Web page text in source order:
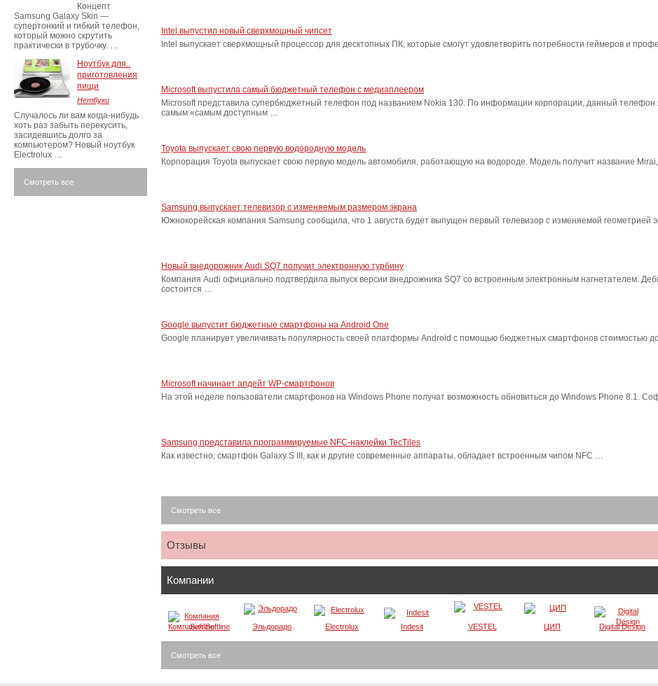
Intel выпустил новый сверхмощный чипсет
Intel выпускает сверхмощный процессор для десктопных ПК, которые смогут удовлетворить потребности геймеров и
Microsoft выпустила самый бюджетный телефон с медиаплеером
Microsoft представила супербюджетный телефон под названием Nokia 130. По информации корпорации, данный телефон
самым «самым доступным …
Toyota выпускает свою первую водородную модель
Корпорация Toyota выпускает свою первую модель автомобиля, работающую на водороде. Модель получит название
Samsung выпускает телевизор с изменяемым размером экрана
Южнокорейская компания Samsung сообщила, что 1 августа будет выпущен первый телевизор с изменяемой геометрией
Новый внедорожник Audi SQ7 получит электронную турбину
Компания Audi официально подтвердила выпуск версии внедрожника SQ7 со встроенным электронным нагнетателем.
состоится …
Google выпустит бюджетные смартфоны на Android One
Google планирует увеличивать популярность своей платформы Android с помощью бюджетных смартфонов стоимостью
Microsoft начинает апдейт WP-смартфонов
На этой неделе пользователи смартфонов на Windows Phone получат возможность обновиться до Windows Phone 8.1.
Samsung представила программируемые NFC-наклейки TecTiles
Как известно, смартфон Galaxy S III, как и другие современные аппараты, обладает встроенным чипом NFC …
Смотреть все
Отзывы
Компании
Компания Softline Эльдорадо Electrolux Indesit VESTEL ЦИП Digital Design
Смотреть все
Концепт
Samsung Galaxy Skin —
супертонкий и гибкий телефон,
который можно скрутить
практически в трубочку. …
Ноутбук для..
приготовления
пищи
Нетбуки
Случалось ли вам когда-нибудь
хоть раз забыть перекусить,
засидевшись долго за
компьютером? Новый ноутбук
Electrolux …
Смотреть все